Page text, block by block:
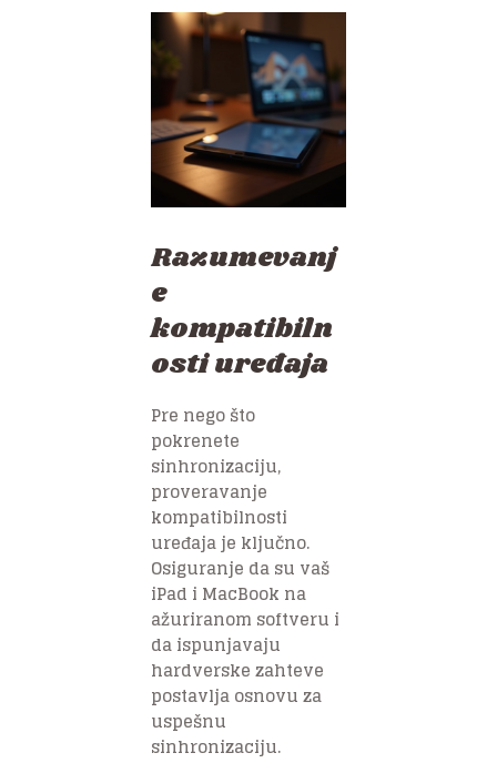
Razumevanj
e
kompatibiln
osti uređaja
Pre nego što
pokrenete
sinhronizaciju,
proveravanje
kompatibilnosti
uređaja je ključno.
Osiguranje da su vaš
iPad i MacBook na
ažuriranom softveru i
da ispunjavaju
hardverske zahteve
postavlja osnovu za
uspešnu
sinhronizaciju.